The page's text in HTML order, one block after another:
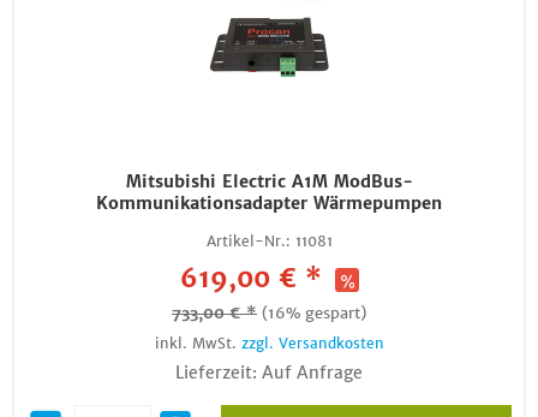
Mitsubishi Electric A1M ModBus-
Kommunikationsadapter Wärmepumpen
Artikel-Nr.: 11081
619,00 € *
733,00 € * (16% gespart)
inkl. MwSt. zzgl. Versandkosten
Lieferzeit: Auf Anfrage